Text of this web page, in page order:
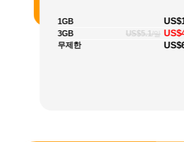
1GB
3GB US$5.1/일
무제한